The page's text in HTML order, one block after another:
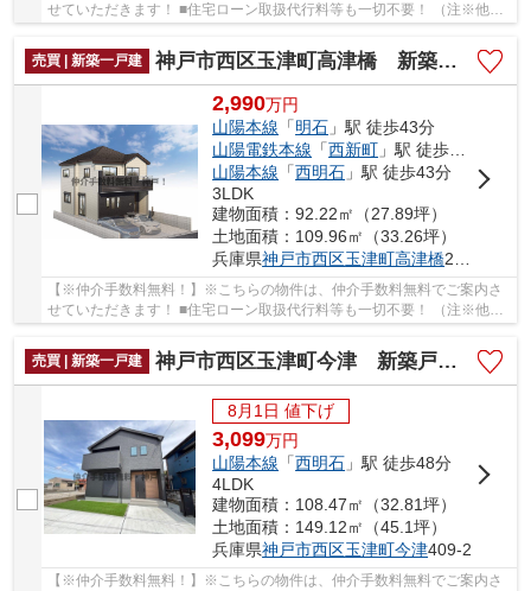
せていただきます！ ■住宅ローン取扱代行料等も一切不要！ （注※他社
売買 | 新築一戸建
神戸市西区玉津町高津橋 新築戸建 仲介手数料無料！
2,990万円
山陽本線 「明石 」駅 徒歩43分
山陽電鉄本線 「西新町 」駅 徒歩37分
山陽本線 「西明石 」駅 徒歩43分
3LDK
建物面積：92.22㎡（27.89坪）
土地面積：109.96㎡（33.26坪）
兵庫県神戸市西区玉津町高津橋240-17
【※仲介手数料無料！】※こちらの物件は、仲介手数料無料でご案内さ
せていただきます！ ■住宅ローン取扱代行料等も一切不要！ （注※他社
売買 | 新築一戸建
神戸市西区玉津町今津 新築戸建2号棟 仲介手数料無料！
8月1日 値下げ
3,099万円
山陽本線 「西明石 」駅 徒歩48分
4LDK
建物面積：108.47㎡（32.81坪）
土地面積：149.12㎡（45.1坪）
兵庫県神戸市西区玉津町今津409-2
【※仲介手数料無料！】※こちらの物件は、仲介手数料無料でご案内さ